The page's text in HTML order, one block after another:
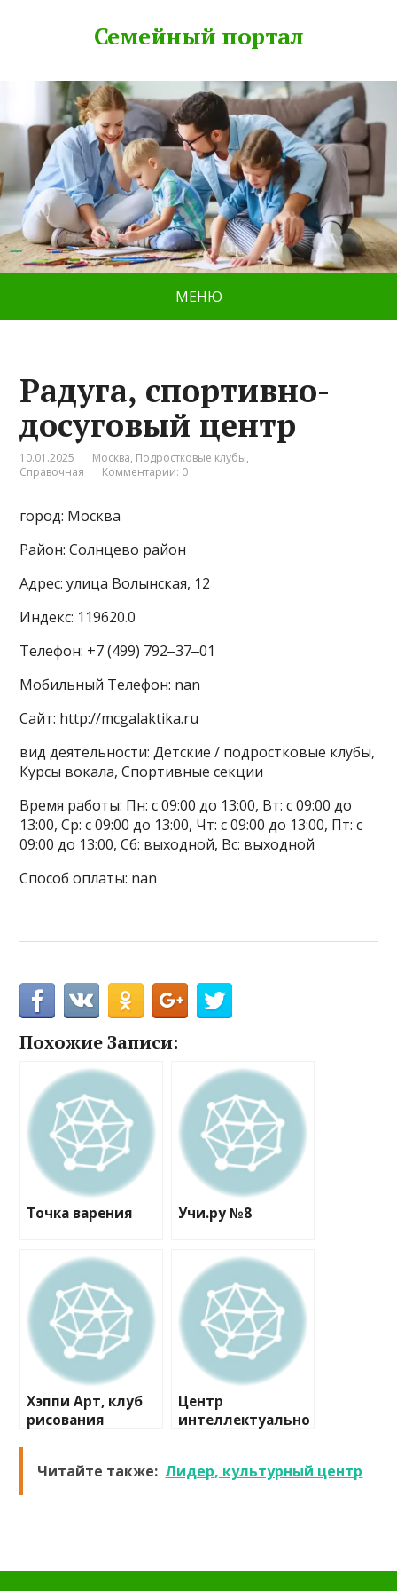
Семейный портал
МЕНЮ
Радуга, спортивно-
досуговый центр
10.01.2025 Москва, Подростковые клубы,
Справочная
Комментарии: 0
город: Москва
Район: Солнцево район
Адрес: улица Волынская, 12
Индекс: 119620.0
Телефон: +7 (499) 792‒37‒01
Мобильный Телефон: nan
Сайт: http://mcgalaktika.ru
вид деятельности: Детские / подростковые клубы,
Курсы вокала, Спортивные секции
Время работы: Пн: с 09:00 до 13:00, Вт: с 09:00 до
13:00, Ср: с 09:00 до 13:00, Чт: с 09:00 до 13:00, Пт: с
09:00 до 13:00, Сб: выходной, Вс: выходной
Способ оплаты: nan
Похожие Записи:
Точка варения Учи.ру №8
Хэппи Арт, клуб
рисования
Центр
интеллектуально
Читайте также: Лидер, культурный центр